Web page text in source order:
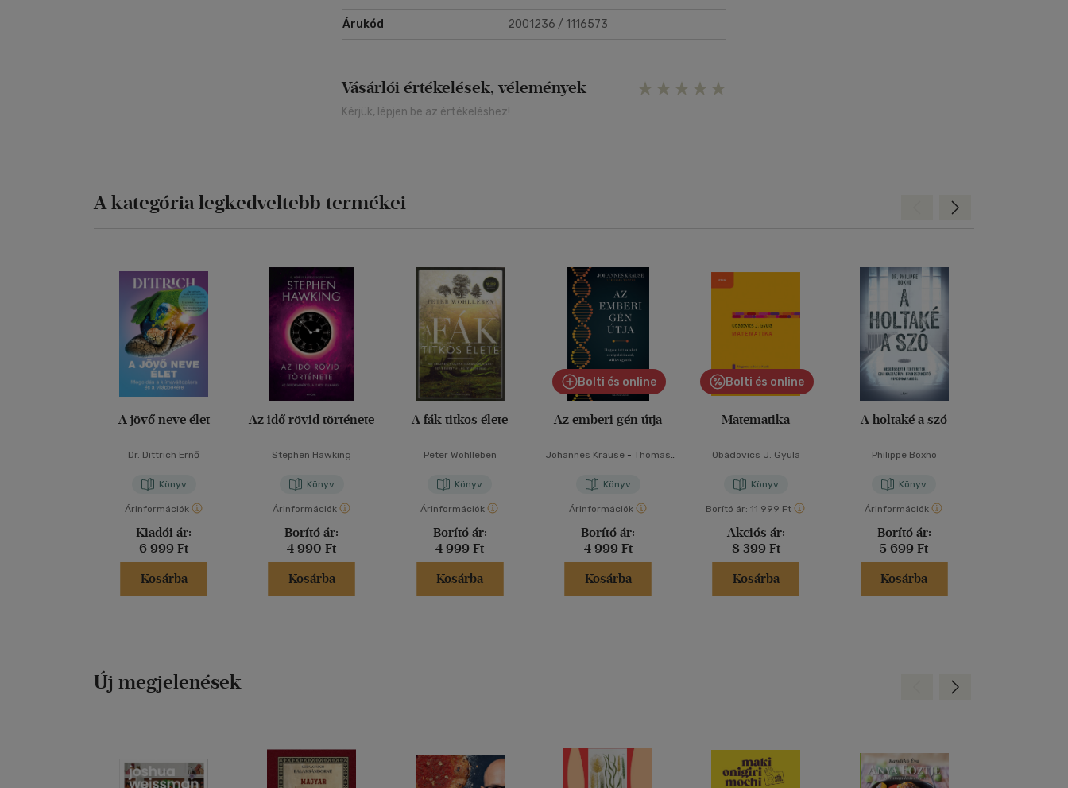
Árukód 2001236 / 1116573
Vásárlói értékelések, vélemények
Kérjük, lépjen be az értékeléshez!
A kategória legkedveltebb termékei
A jövő neve élet
Dr. Dittrich Ernő
Könyv
Árinformációk
Kiadói ár:
6 999 Ft
Kosárba
Az idő rövid története
Stephen Hawking
Könyv
Árinformációk
Borító ár:
4 990 Ft
Kosárba
A fák titkos élete
Peter Wohlleben
Könyv
Árinformációk
Borító ár:
4 999 Ft
Kosárba
Bolti és online
Az emberi gén útja
Johannes Krause -Thomas
Könyv
Árinformációk
Borító ár:
4 999 Ft
Kosárba
Bolti és online
Matematika
Obádovics J. Gyula
Könyv
Borító ár: 11 999 Ft
Akciós ár:
8 399 Ft
Kosárba
A holtaké a szó
Philippe Boxho
Könyv
Árinformációk
Borító ár:
5 699 Ft
Kosárba
Előre
Új megjelenések Előre